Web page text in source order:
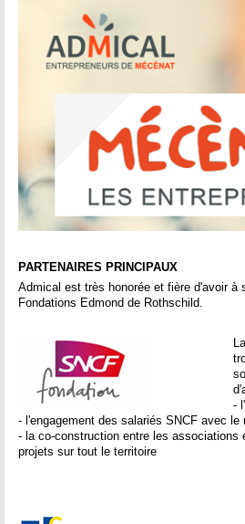
PARTENAIRES PRINCIPAUX
Admical est très honorée et fière d'avoir
Fondations Edmond de Rothschild.
-
- l'engagement des salariés SNCF avec
- la co-construction entre les associations
projets sur tout le territoire